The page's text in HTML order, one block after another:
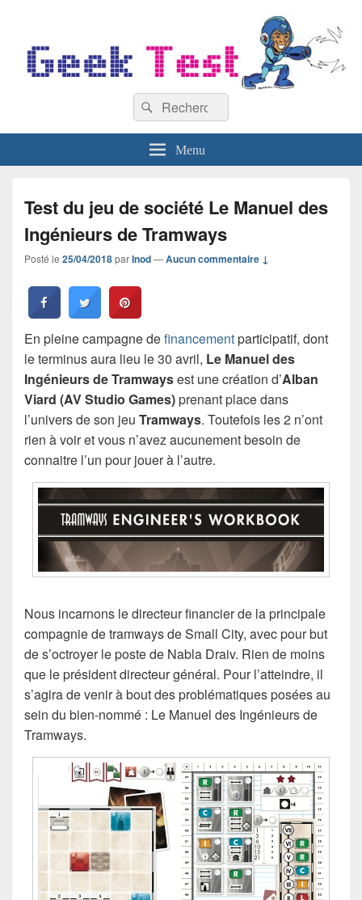
Recherche :
Rechercher
Menu
Test du jeu de société Le Manuel des
Ingénieurs de Tramways
Posté le 25/04/2018parInod—Aucun commentaire ↓
En pleine campagne definancementparticipatif, dont
le terminus aura lieu le 30 avril, Le Manuel des
Ingénieurs de Tramwaysest une création d’Alban
Viard (AV Studio Games)prenant place dans
l’univers de son jeu Tramways. Toutefois les 2 n’ont
rien à voir et vous n’avez aucunement besoin de
connaitre l’un pour jouer à l’autre.
Nous incarnons le directeur financier de la principale
compagnie de tramways de Small City, avec pour but
de s’octroyer le poste de Nabla Draiv. Rien de moins
que le président directeur général. Pour l’atteindre, il
s’agira de venir à bout des problématiques posées au
sein du bien-nommé : Le Manuel des Ingénieurs de
Tramways.